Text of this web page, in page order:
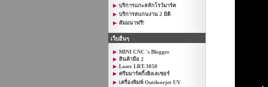
บริการแกะสลักโรว์มาร์ค
บริการสแกนงาน 2 มิติ
สัมมนาฟรี!
เว็บอื่นๆ
MINI CNC 's Blogger
สินค้ามือ 2
Laser LRT-3050
ครีมมาร์คกิ้งยิงเลเซอร์
เครื่องพิมพ์ Outdoorjet UV